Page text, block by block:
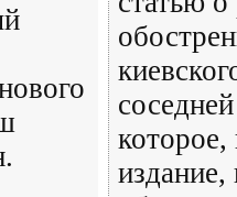
которое,